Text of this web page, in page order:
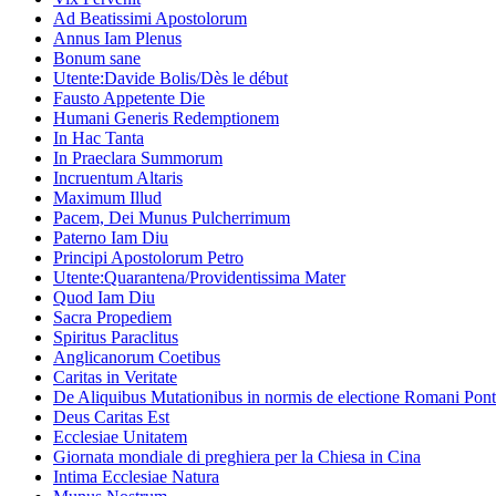
Ad Beatissimi Apostolorum
Annus Iam Plenus
Bonum sane
Utente:Davide Bolis/Dès le début
Fausto Appetente Die
Humani Generis Redemptionem
In Hac Tanta
In Praeclara Summorum
Incruentum Altaris
Maximum Illud
Pacem, Dei Munus Pulcherrimum
Paterno Iam Diu
Principi Apostolorum Petro
Utente:Quarantena/Providentissima Mater
Quod Iam Diu
Sacra Propediem
Spiritus Paraclitus
Anglicanorum Coetibus
Caritas in Veritate
De Aliquibus Mutationibus in normis de electione Romani
Deus Caritas Est
Ecclesiae Unitatem
Giornata mondiale di preghiera per la Chiesa in Cina
Intima Ecclesiae Natura